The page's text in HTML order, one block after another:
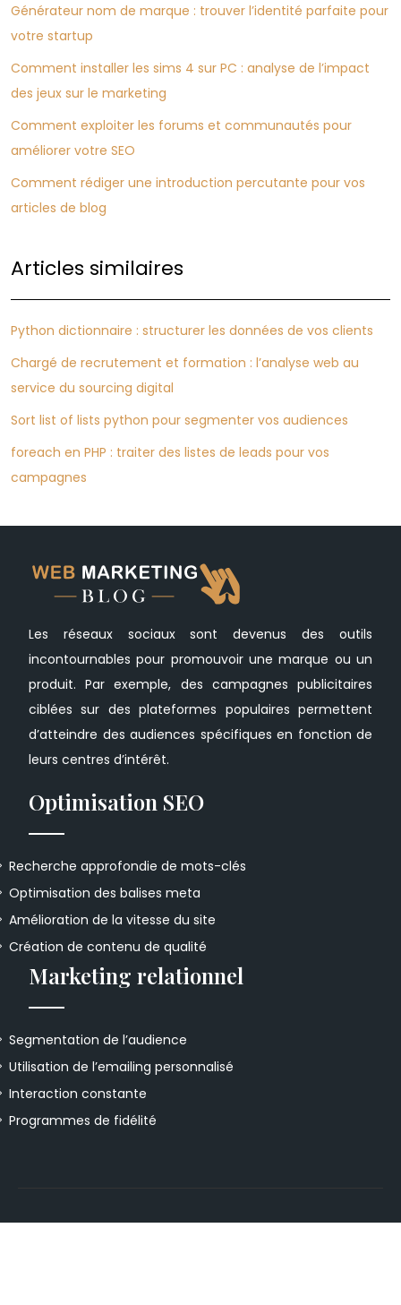
Générateur nom de marque : trouver l’identité parfaite pour
votre startup
Comment installer les sims 4 sur PC : analyse de l’impact
des jeux sur le marketing
Comment exploiter les forums et communautés pour
améliorer votre SEO
Comment rédiger une introduction percutante pour vos
articles de blog
Articles similaires
Python dictionnaire : structurer les données de vos clients
Chargé de recrutement et formation : l’analyse web au
service du sourcing digital
Sort list of lists python pour segmenter vos audiences
foreach en PHP : traiter des listes de leads pour vos
campagnes
Les réseaux sociaux sont devenus des outils
incontournables pour promouvoir une marque ou un
produit. Par exemple, des campagnes publicitaires
ciblées sur des plateformes populaires permettent
d’atteindre des audiences spécifiques en fonction de
leurs centres d’intérêt.
Optimisation SEO
Recherche approfondie de mots-clés
Optimisation des balises meta
Amélioration de la vitesse du site
Création de contenu de qualité
Marketing relationnel
Segmentation de l’audience
Utilisation de l’emailing personnalisé
Interaction constante
Programmes de fidélité
Approches innovantes pour maximiser la